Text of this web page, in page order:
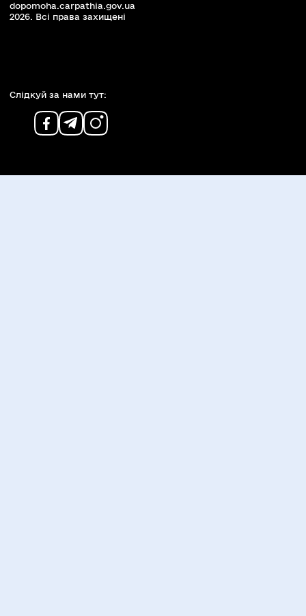
dopomoha.carpathia.gov.ua
2026. Всi права захищенi
Слiдкуй за нами тут: